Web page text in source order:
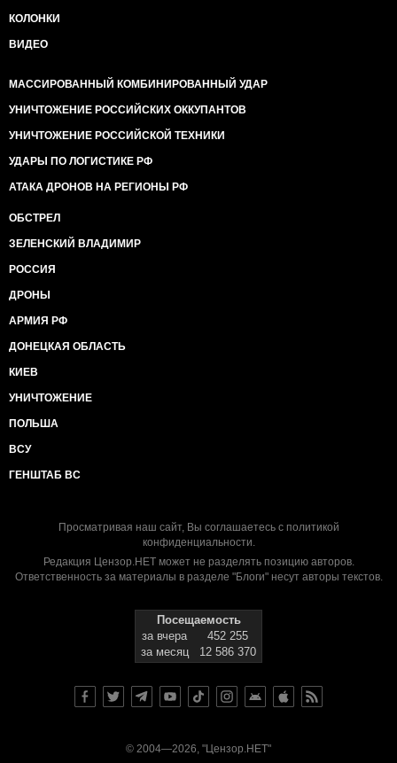
КОЛОНКИ
ВИДЕО
МАССИРОВАННЫЙ КОМБИНИРОВАННЫЙ УДАР
УНИЧТОЖЕНИЕ РОССИЙСКИХ ОККУПАНТОВ
УНИЧТОЖЕНИЕ РОССИЙСКОЙ ТЕХНИКИ
УДАРЫ ПО ЛОГИСТИКЕ РФ
АТАКА ДРОНОВ НА РЕГИОНЫ РФ
ОБСТРЕЛ
ЗЕЛЕНСКИЙ ВЛАДИМИР
РОССИЯ
ДРОНЫ
АРМИЯ РФ
ДОНЕЦКАЯ ОБЛАСТЬ
КИЕВ
УНИЧТОЖЕНИЕ
ПОЛЬША
ВСУ
ГЕНШТАБ ВС
Просматривая наш сайт, Вы соглашаетесь с политикой
конфиденциальности.
Редакция Цензор.НЕТ может не разделять позицию авторов.
Ответственность за материалы в разделе "Блоги" несут авторы текстов.
Посещаемость
за вчера
452 255
за месяц
12 586 370
© 2004—2026, "Цензор.НЕТ"